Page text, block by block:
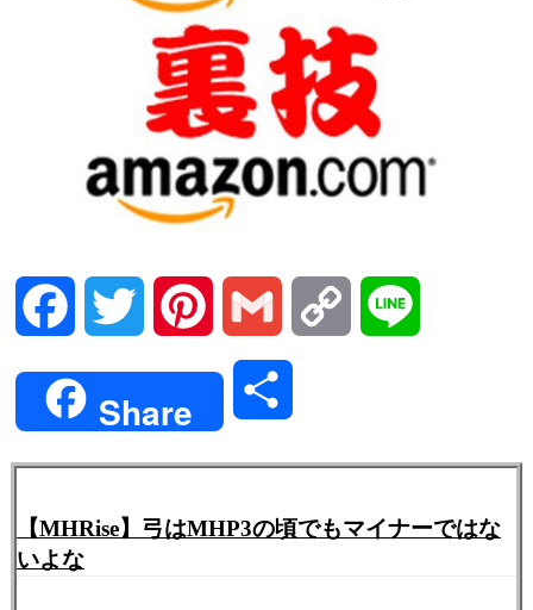
Facebook Twitter Pinterest Gmail Copy
Share
【MHRise】弓はMHP3の頃でもマイナーではな
いよな